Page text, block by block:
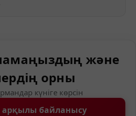
және
орны
күніге көрсін
арқылы байланысу